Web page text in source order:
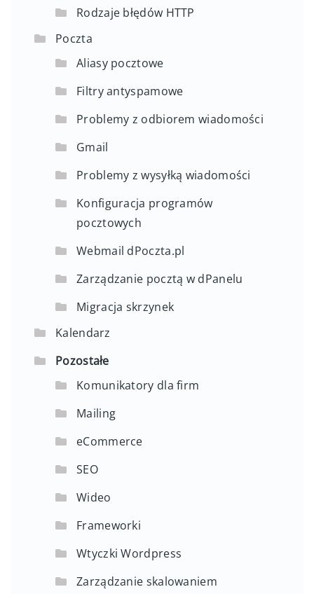
Rodzaje błędów HTTP
Poczta
Aliasy pocztowe
Filtry antyspamowe
Problemy z odbiorem wiadomości
Gmail
Problemy z wysyłką wiadomości
Konfiguracja programów
pocztowych
Webmail dPoczta.pl
Zarządzanie pocztą w dPanelu
Migracja skrzynek
Kalendarz
Pozostałe
Komunikatory dla firm
Mailing
eCommerce
SEO
Wideo
Frameworki
Wtyczki Wordpress
Zarządzanie skalowaniem